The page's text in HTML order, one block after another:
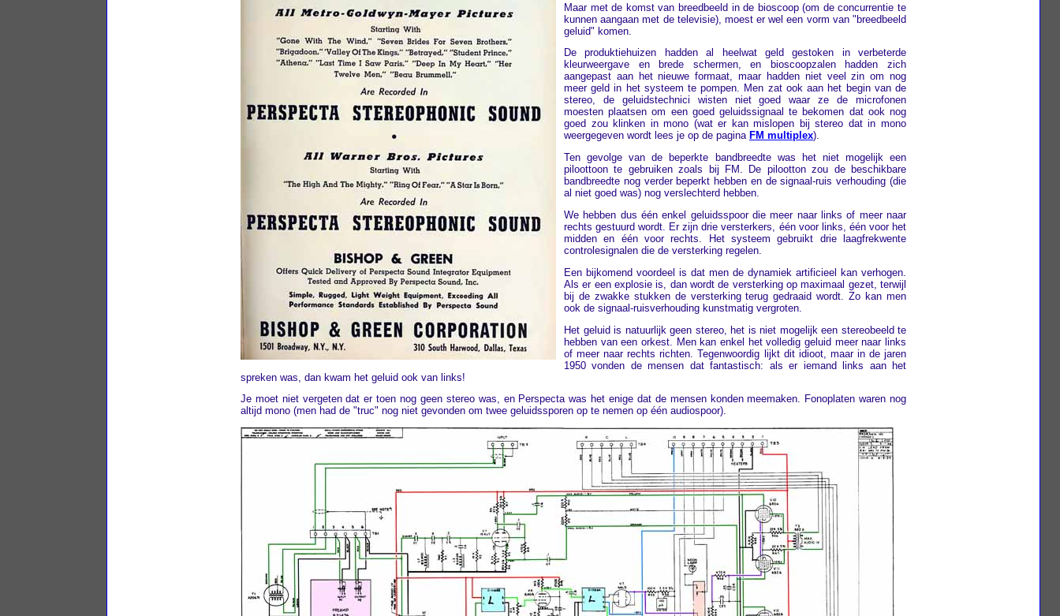
Maar met de komst van breedbeeld in de bioscoop (om de concurrentie te
kunnen aangaan met de televisie), moest er wel een vorm van "breedbeeld
geluid" komen.
De produktiehuizen hadden al heelwat geld gestoken in verbeterde
kleurweergave en brede schermen, en bioscoopzalen hadden zich
aangepast aan het nieuwe formaat, maar hadden niet veel zin om nog
meer geld in het systeem te pompen. Men zat ook aan het begin van de
stereo, de geluidstechnici wisten niet goed waar ze de microfonen
moesten plaatsen om een goed geluidssignaal te bekomen dat ook nog
goed zou klinken in mono (wat er kan mislopen bij stereo dat in mono
weergegeven wordt lees je op de pagina FM multiplex).
Ten gevolge van de beperkte bandbreedte was het niet mogelijk een
piloottoon te gebruiken zoals bij FM. De pilootton zou de beschikbare
bandbreedte nog verder beperkt hebben en de signaal-ruis verhouding (die
al niet goed was) nog verslechterd hebben.
We hebben dus één enkel geluidsspoor die meer naar links of meer naar
rechts gestuurd wordt. Er zijn drie versterkers, één voor links, één voor het
midden en één voor rechts. Het systeem gebruikt drie laagfrekwente
controlesignalen die de versterking regelen.
Een bijkomend voordeel is dat men de dynamiek artificieel kan verhogen.
Als er een explosie is, dan wordt de versterking op maximaal gezet, terwijl
bij de zwakke stukken de versterking terug gedraaid wordt. Zo kan men
ook de signaal-ruisverhouding kunstmatig vergroten.
Het geluid is natuurlijk geen stereo, het is niet mogelijk een stereobeeld te
hebben van een orkest. Men kan enkel het volledig geluid meer naar links
of meer naar rechts richten. Tegenwoordig lijkt dit idioot, maar in de jaren
1950 vonden de mensen dat fantastisch: als er iemand links aan het
spreken was, dan kwam het geluid ook van links!
Je moet niet vergeten dat er toen nog geen stereo was, en Perspecta was het enige dat de mensen konden meemaken. Fonoplaten waren nog
altijd mono (men had de "truc" nog niet gevonden om twee geluidssporen op te nemen op één audiospoor).